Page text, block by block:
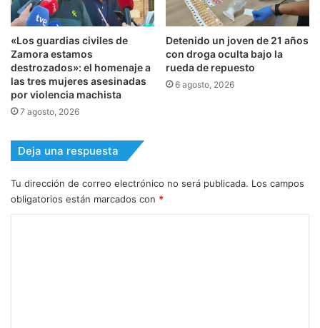
«Los guardias civiles de
Zamora estamos
destrozados»: el homenaje a
las tres mujeres asesinadas
por violencia machista
7 agosto, 2026
Detenido un joven de 21 años
con droga oculta bajo la
rueda de repuesto
6 agosto, 2026
Deja una respuesta
Tu dirección de correo electrónico no será publicada. Los campos
obligatorios están marcados con *